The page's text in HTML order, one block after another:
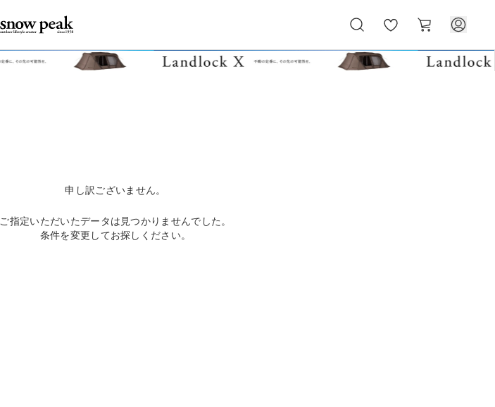
気
に
ー
ト
申し訳ございません。
ご指定いただいたデータは見つかりませんでした。
条件を変更してお探しください。